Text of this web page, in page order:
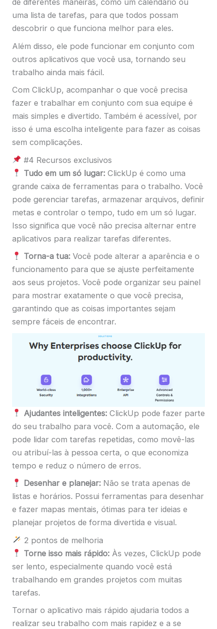
de diferentes maneiras, como um calendário ou
uma lista de tarefas, para que todos possam
descobrir o que funciona melhor para eles.
Além disso, ele pode funcionar em conjunto com
outros aplicativos que você usa, tornando seu
trabalho ainda mais fácil.
Com ClickUp, acompanhar o que você precisa
fazer e trabalhar em conjunto com sua equipe é
mais simples e divertido. Também é acessível, por
isso é uma escolha inteligente para fazer as coisas
sem complicações.
#4 Recursos exclusivos
Tudo em um só lugar:ClickUp é como uma
grande caixa de ferramentas para o trabalho. Você
pode gerenciar tarefas, armazenar arquivos, definir
metas e controlar o tempo, tudo em um só lugar.
Isso significa que você não precisa alternar entre
aplicativos para realizar tarefas diferentes.
Torna-a tua:Você pode alterar a aparência e o
funcionamento para que se ajuste perfeitamente
aos seus projetos. Você pode organizar seu painel
para mostrar exatamente o que você precisa,
garantindo que as coisas importantes sejam
sempre fáceis de encontrar.
Ajudantes inteligentes:ClickUp pode fazer parte
do seu trabalho para você. Com a automação, ele
pode lidar com tarefas repetidas, como movê-las
ou atribuí-las à pessoa certa, o que economiza
tempo e reduz o número de erros.
Desenhar e planejar:Não se trata apenas de
listas e horários. Possui ferramentas para desenhar
e fazer mapas mentais, ótimas para ter ideias e
planejar projetos de forma divertida e visual.
2 pontos de melhoria
Torne isso mais rápido:Às vezes, ClickUp pode
ser lento, especialmente quando você está
trabalhando em grandes projetos com muitas
tarefas.
Tornar o aplicativo mais rápido ajudaria todos a
realizar seu trabalho com mais rapidez e a se